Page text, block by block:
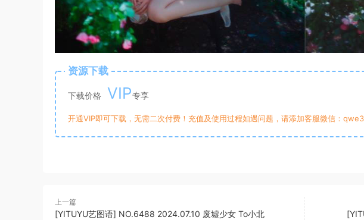
资源下载
下载价格 VIP专享
开通VIP即可下载，无需二次付费！充值及使用过程如遇问题，请添加客服微信：
上一篇
[YITUYU艺图语] NO.6488 2024.07.10 废墟少女 To小北